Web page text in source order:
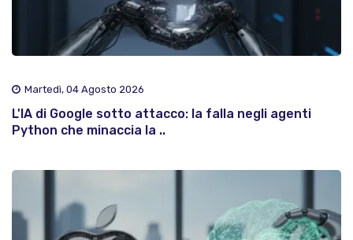
Martedì, 04 Agosto 2026
L'IA di Google sotto attacco: la falla negli agenti
Python che minaccia la ..